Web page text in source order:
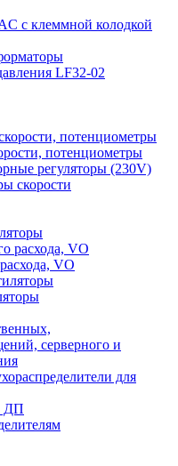
потенциометры
скорости
VO
серверного и
для